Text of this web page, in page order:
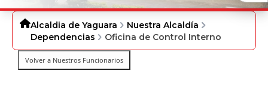
Alcaldia de Yaguara
Nuestra Alcaldía
Dependencias
Oficina de Control Interno